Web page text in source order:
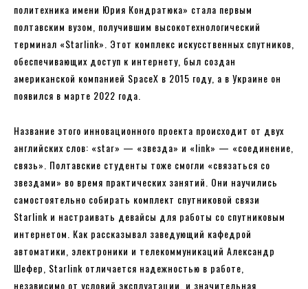
политехника имени Юрия Кондратюка» стала первым
полтавским вузом, получившим высокотехнологический
терминал «Starlink». Этот комплекс искусственных спутников,
обеспечивающих доступ к интернету, был создан
американской компанией SpaceX в 2015 году, а в Украине он
появился в марте 2022 года.
Название этого инновационного проекта происходит от двух
английских слов: «star» — «звезда» и «link» — «соединение,
связь». Полтавские студенты тоже смогли «связаться со
звездами» во время практических занятий. Они научились
самостоятельно собирать комплект спутниковой связи
Starlink и настраивать девайсы для работы со спутниковым
интернетом. Как рассказывал заведующий кафедрой
автоматики, электроники и телекоммуникаций Александр
Шефер, Starlink отличается надежностью в работе,
независимо от условий эксплуатации, и значительная